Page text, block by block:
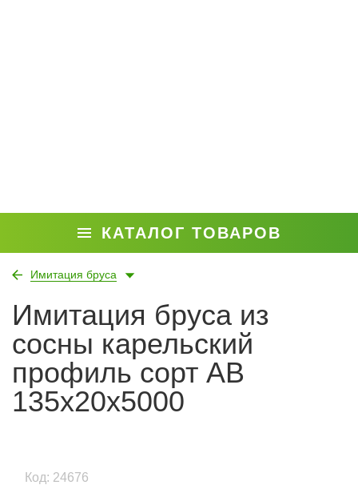
КАТАЛОГ ТОВАРОВ
Имитация бруса
Имитация бруса из
сосны карельский
профиль сорт АВ
135x20x5000
Код: 24676